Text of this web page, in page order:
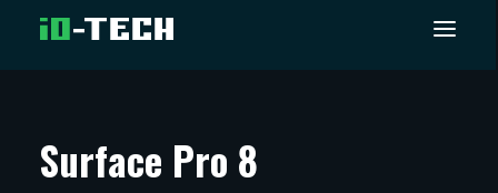
ARTIKKELIT
Surface Pro 8